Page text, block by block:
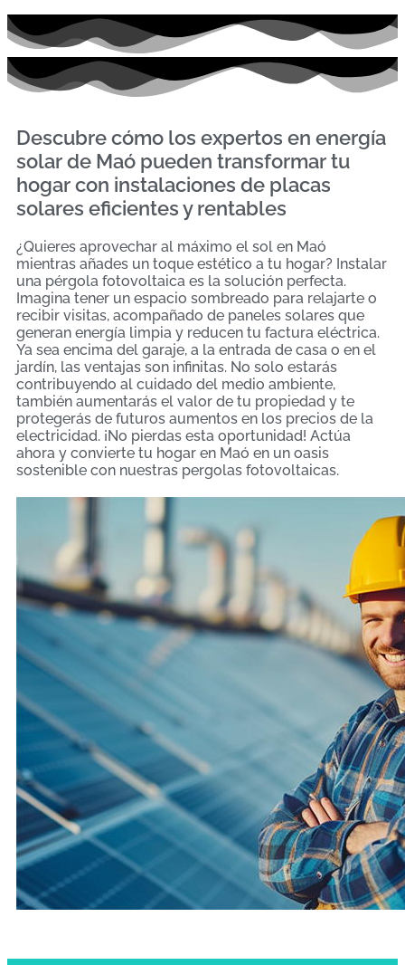
Descubre cómo los expertos en energía
solar de Maó pueden transformar tu
hogar con instalaciones de placas
solares eficientes y rentables
¿Quieres aprovechar al máximo el sol en Maó
mientras añades un toque estético a tu hogar? Instalar
una pérgola fotovoltaica es la solución perfecta.
Imagina tener un espacio sombreado para relajarte o
recibir visitas, acompañado de paneles solares que
generan energía limpia y reducen tu factura eléctrica.
Ya sea encima del garaje, a la entrada de casa o en el
jardín, las ventajas son infinitas. No solo estarás
contribuyendo al cuidado del medio ambiente,
también aumentarás el valor de tu propiedad y te
protegerás de futuros aumentos en los precios de la
electricidad. ¡No pierdas esta oportunidad! Actúa
ahora y convierte tu hogar en Maó en un oasis
sostenible con nuestras pergolas fotovoltaicas.